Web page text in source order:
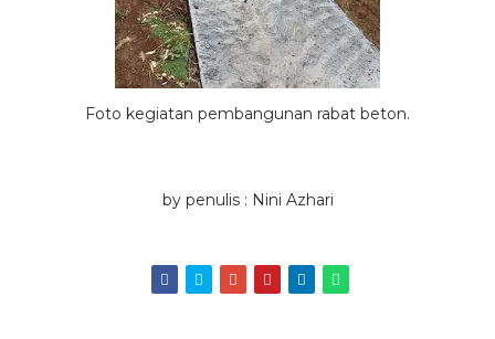
Foto kegiatan pembangunan rabat beton.
by penulis : Nini Azhari